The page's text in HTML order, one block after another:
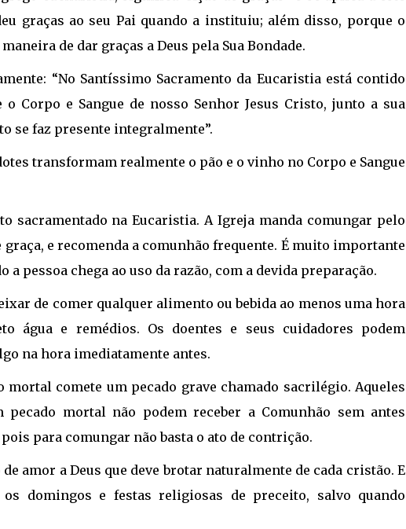
graças ao seu Pai quando a instituiu; além disso, porque o
de dar graças a Deus pela Sua Bondade.
“No Santíssimo Sacramento da Eucaristia está contido
Corpo e Sangue de nosso Senhor Jesus Cristo, junto a sua
se faz presente integralmente”.
transformam realmente o pão e o vinho no Corpo e Sangue
sacramentado na Eucaristia. A Igreja manda comungar pelo
graça, e recomenda a comunhão frequente. É muito importante
pessoa chega ao uso da razão, com a devida preparação.
de comer qualquer alimento ou bebida ao menos uma hora
água e remédios. Os doentes e seus cuidadores podem
na hora imediatamente antes.
mortal comete um pecado grave chamado sacrilégio. Aqueles
pecado mortal não podem receber a Comunhão sem antes
para comungar não basta o ato de contrição.
amor a Deus que deve brotar naturalmente de cada cristão. E
domingos e festas religiosas de preceito, salvo quando